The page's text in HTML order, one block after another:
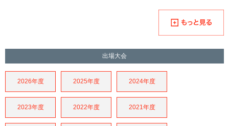
出場大会
2026年度 2025年度 2024年度
2023年度 2022年度 2021年度